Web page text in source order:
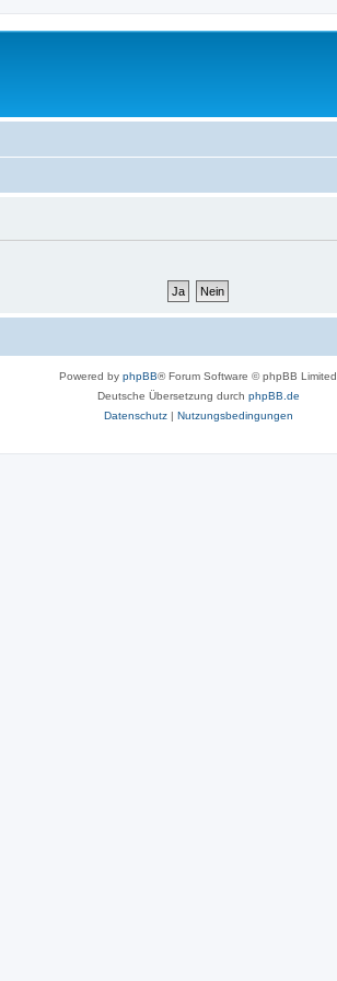
Powered by phpBB® Forum Software © phpBB Limited
Deutsche Übersetzung durch phpBB.de
Datenschutz| Nutzungsbedingungen